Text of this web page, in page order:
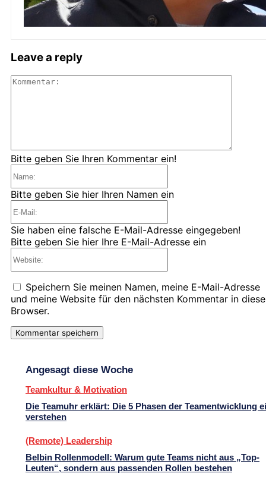
Leave a reply
Bitte geben Sie Ihren Kommentar ein!
Bitte geben Sie hier Ihren Namen ein
Sie haben eine falsche E-Mail-Adresse eingegeben!
Bitte geben Sie hier Ihre E-Mail-Adresse ein
Speichern Sie meinen Namen, meine E-Mail-Adresse
und meine Website für den nächsten Kommentar in
Browser.
Angesagt diese Woche
Teamkultur & Motivation
Die Teamuhr erklärt: Die 5 Phasen der Teamentwicklung
verstehen
(Remote) Leadership
Belbin Rollenmodell: Warum gute Teams nicht aus „Top-
Leuten“, sondern aus passenden Rollen bestehen